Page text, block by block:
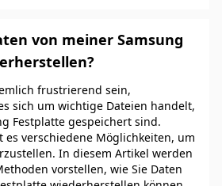
von meiner Samsung
frustrierend sein,
sich um wichtige Dateien handelt,
Festplatte gespeichert sind.
es verschiedene Möglichkeiten, um
In diesem Artikel werden
vorstellen, wie Sie Daten